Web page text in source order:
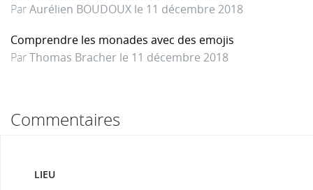
ParAurélien BOUDOUX le 11 décembre 2018
Comprendre les monades avec des emojis
ParThomas Bracher le 11 décembre 2018
Commentaires
LIEU